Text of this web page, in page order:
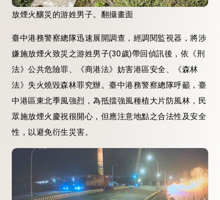
放煙火釀災的游姓男子。翻攝畫面
臺中港務警察總隊迅速展開調查，經調閱監視器，將涉
嫌施放煙火致災之游姓男子(30歲)帶回偵訊後，依《刑
法》公共危險罪、《商港法》妨害港區安全、《森林
法》失火燒毀森林罪究辦。臺中港務警察總隊呼籲，臺
中港區東北季風強烈，為抵擋強風種植大片防風林，民
眾施放煙火慶祝很開心，但應注意地點之合法性及安全
性，以避免衍生災害。